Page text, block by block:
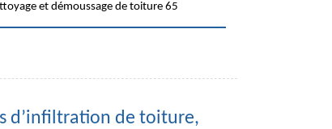
et démoussage de toiture 65
d’infiltration de toiture,